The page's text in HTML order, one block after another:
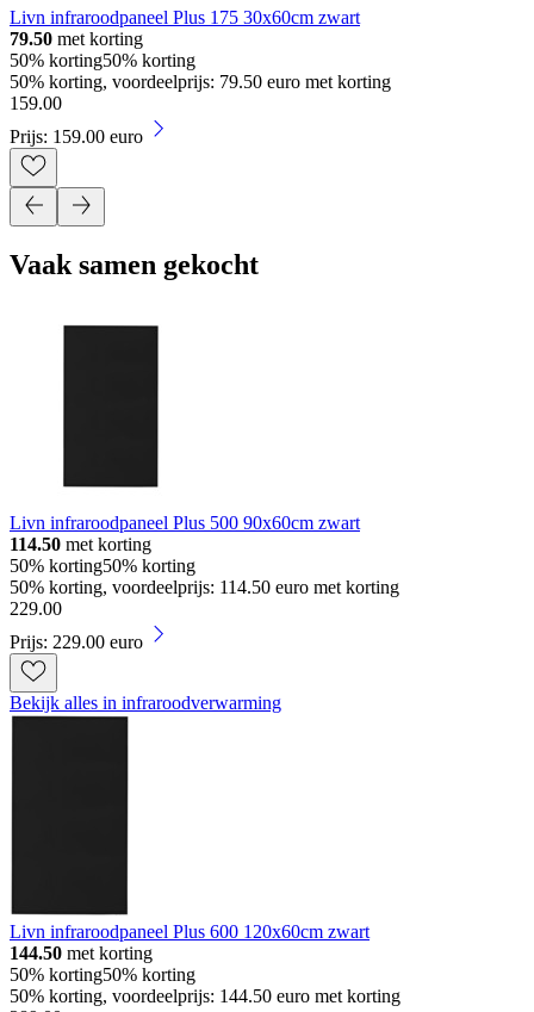
Livn infraroodpaneel Plus 175 30x60cm zwart
79.50 met korting
50% korting50% korting
50% korting, voordeelprijs: 79.50 euro met korting
159.00
Prijs: 159.00 euro
Vaak samen gekocht
Livn infraroodpaneel Plus 500 90x60cm zwart
114.50 met korting
50% korting50% korting
50% korting, voordeelprijs: 114.50 euro met korting
229.00
Prijs: 229.00 euro
Bekijk alles in infraroodverwarming
Livn infraroodpaneel Plus 600 120x60cm zwart
144.50 met korting
50% korting50% korting
50% korting, voordeelprijs: 144.50 euro met korting